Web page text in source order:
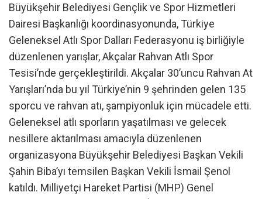
Büyükşehir Belediyesi Gençlik ve Spor Hizmetleri
Dairesi Başkanlığı koordinasyonunda, Türkiye
Geleneksel Atlı Spor Dalları Federasyonu iş birliğiyle
düzenlenen yarışlar, Akçalar Rahvan Atlı Spor
Tesisi’nde gerçekleştirildi. Akçalar 30’uncu Rahvan At
Yarışları’nda bu yıl Türkiye’nin 9 şehrinden gelen 135
sporcu ve rahvan atı, şampiyonluk için mücadele etti.
Geleneksel atlı sporların yaşatılması ve gelecek
nesillere aktarılması amacıyla düzenlenen
organizasyona Büyükşehir Belediyesi Başkan Vekili
Şahin Biba’yı temsilen Başkan Vekili İsmail Şenol
katıldı. Milliyetçi Hareket Partisi (MHP) Genel